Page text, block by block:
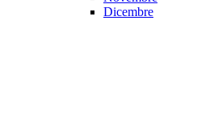
Dicembre